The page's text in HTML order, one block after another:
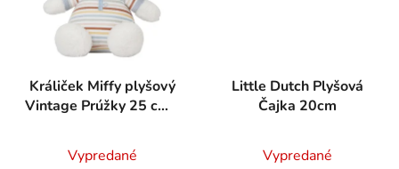
Králiček Miffy plyšový
Vintage Prúžky 25 cm -
Vypredané
Little Dutch Plyšová
Čajka 20cm
Vypredané